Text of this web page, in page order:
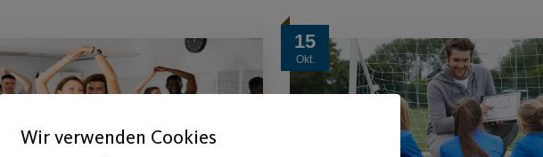
15
Okt.
Wir verwenden Cookies